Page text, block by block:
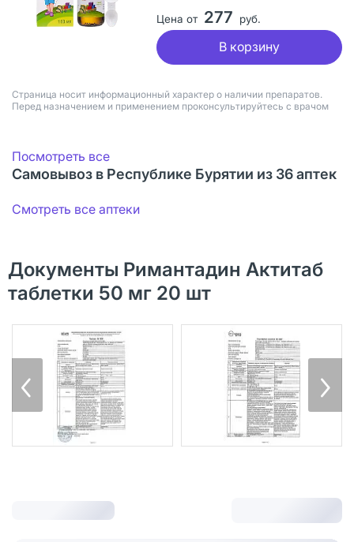
Цена от 277 руб.
В корзину
Страница носит информационный характер о наличии препаратов.
Перед назначением и применением проконсультируйтесь с врачом
Посмотреть все
Самовывоз в Республике Бурятии из 36 аптек
Смотреть все аптеки
Документы Римантадин Актитаб
таблетки 50 мг 20 шт